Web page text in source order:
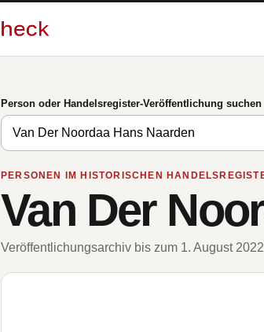
Person oder Handelsregister-Veröffentlichung suchen
PERSONEN IM HISTORISCHEN
Van Der
Veröffentlichungsarchiv bis zum 1. August 2022